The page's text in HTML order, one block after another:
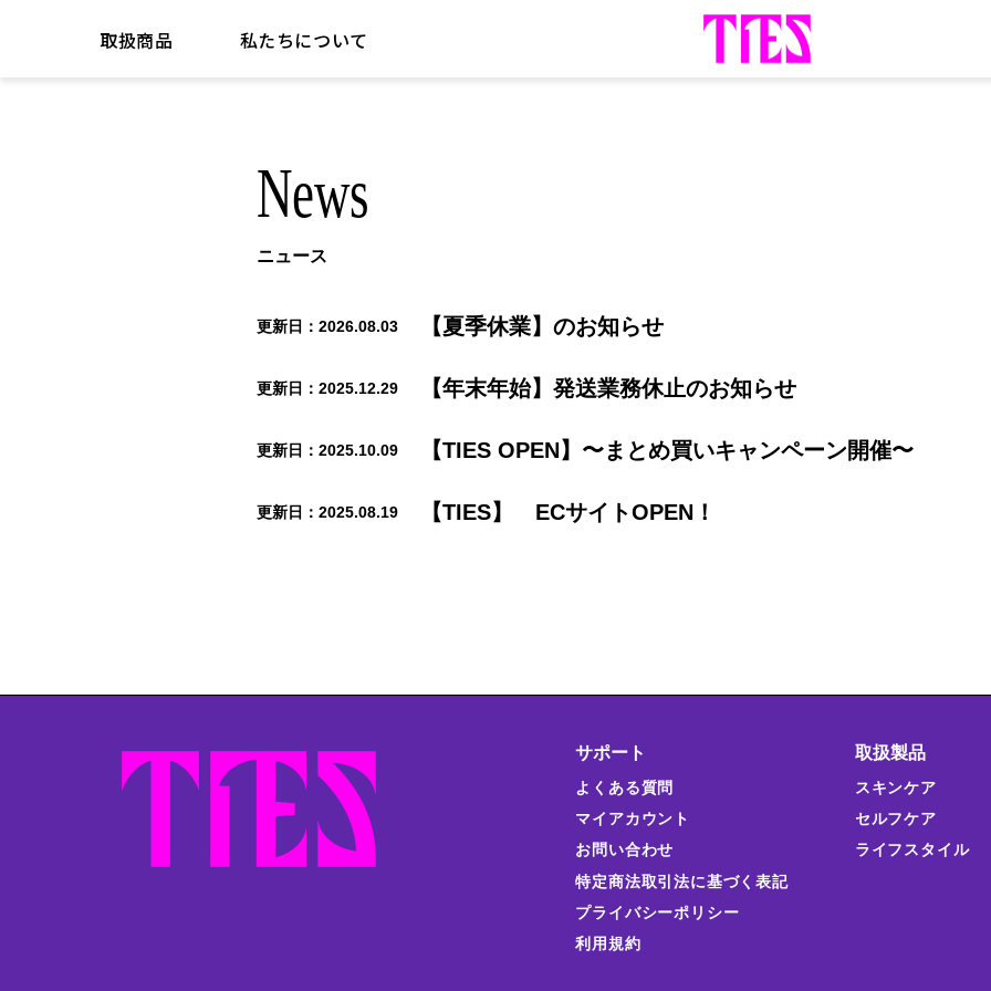
取扱商品 私たちについて
news
ニュース
2026.08.03 【夏季休業】のお知らせ
2025.12.29 【年末年始】発送業務休止のお知らせ
2025.10.09 【TIES OPEN】〜まとめ買いキャンペーン開催〜
2025.08.19 【TIES】 ECサイトOPEN！
サポート
よくある質問
マイアカウント
お問い合わせ
特定商法取引法に基づく表記
プライバシーポリシー
利用規約
取扱製品
スキンケア
セルフケア
ライフスタイル